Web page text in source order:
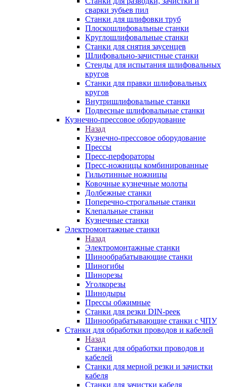
сварки зубьев пил
Станки для шлифовки труб
Плоскошлифовальные станки
Круглошлифовальные станки
Станки для снятия заусенцев
Шлифовально-зачистные станки
Стенды для испытания шлифовальных
кругов
Станки для правки шлифовальных
кругов
Внутришлифовальные станки
Подвесные шлифовальные станки
Кузнечно-прессовое оборудование
Назад
Кузнечно-прессовое оборудование
Прессы
Пресс-перфораторы
Пресс-ножницы комбинированные
Гильотинные ножницы
Ковочные кузнечные молоты
Долбежные станки
Поперечно-строгальные станки
Клепальные станки
Кузнечные станки
Электромонтажные станки
Назад
Электромонтажные станки
Шинообрабатывающие станки
Шиногибы
Шинорезы
Уголкорезы
Шинодыры
Прессы обжимные
Станки для резки DIN-реек
Шинообрабатывающие станки с ЧПУ
Станки для обработки проводов и кабелей
Назад
Станки для обработки проводов и
кабелей
Станки для мерной резки и зачистки
кабеля
Станки для зачистки кабеля